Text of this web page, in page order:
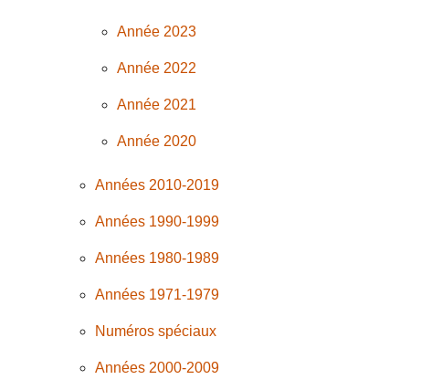
Année 2023
Année 2022
Année 2021
Année 2020
Années 2010-2019
Années 1990-1999
Années 1980-1989
Années 1971-1979
Numéros spéciaux
Années 2000-2009